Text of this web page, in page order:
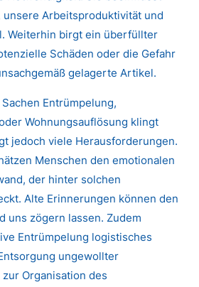
unsere Arbeitsproduktivität und
Weiterhin birgt ein überfüllter
Schäden oder die Gefahr
gelagerte Artikel.
Entrümpelung,
Wohnungsauflösung klingt
jedoch viele Herausforderungen.
Menschen den emotionalen
der hinter solchen
Alte Erinnerungen können den
uns zögern lassen. Zudem
Entrümpelung logistisches
ungewollter
Organisation des